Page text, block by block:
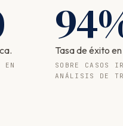
EN
94
Tasa de éxito
SOBRE CASOS
ANÁLISIS DE